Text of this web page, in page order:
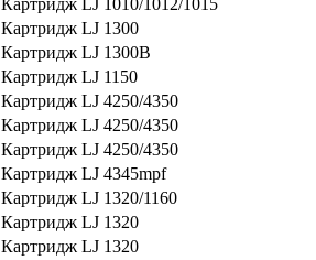
Картридж LJ 1010/1012/1015
Картридж LJ 1300
Картридж LJ 1300В
Картридж LJ 1150
Картридж LJ 4250/4350
Картридж LJ 4250/4350
Картридж LJ 4250/4350
Картридж LJ 4345mpf
Картридж LJ 1320/1160
Картридж LJ 1320
Картридж LJ 1320